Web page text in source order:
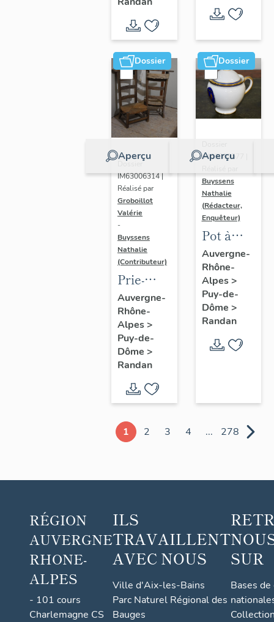
prière de
Marie-
Amélie "
Dossier
Aperçu
Dossier
IM63006314 |
Réalisé par
Groboillot
Valérie
-
Buyssens
Nathalie
(Contributeur)
Prie-
Dieu n° 1
Auvergne-
Rhône-
Alpes>
Puy-de-
Dôme >
Randan
Dossier
Aperçu
IM63009577 |
Buyssens
Nathalie
(Rédacteur,
Enquêteur)
Pot à
crème n°
2
Auvergne-
Rhône-
Alpes>
Puy-de-
Dôme >
Randan
1 2 3 4 ... 278
RÉGION
AUVERGNE
RHONE-
ALPES
- 101 cours
Charlemagne CS
ILS
TRAVAILLENT
AVEC NOUS
Ville d'Aix-les-Bains
Parc Naturel Régional des
Bauges
SUR
Bases